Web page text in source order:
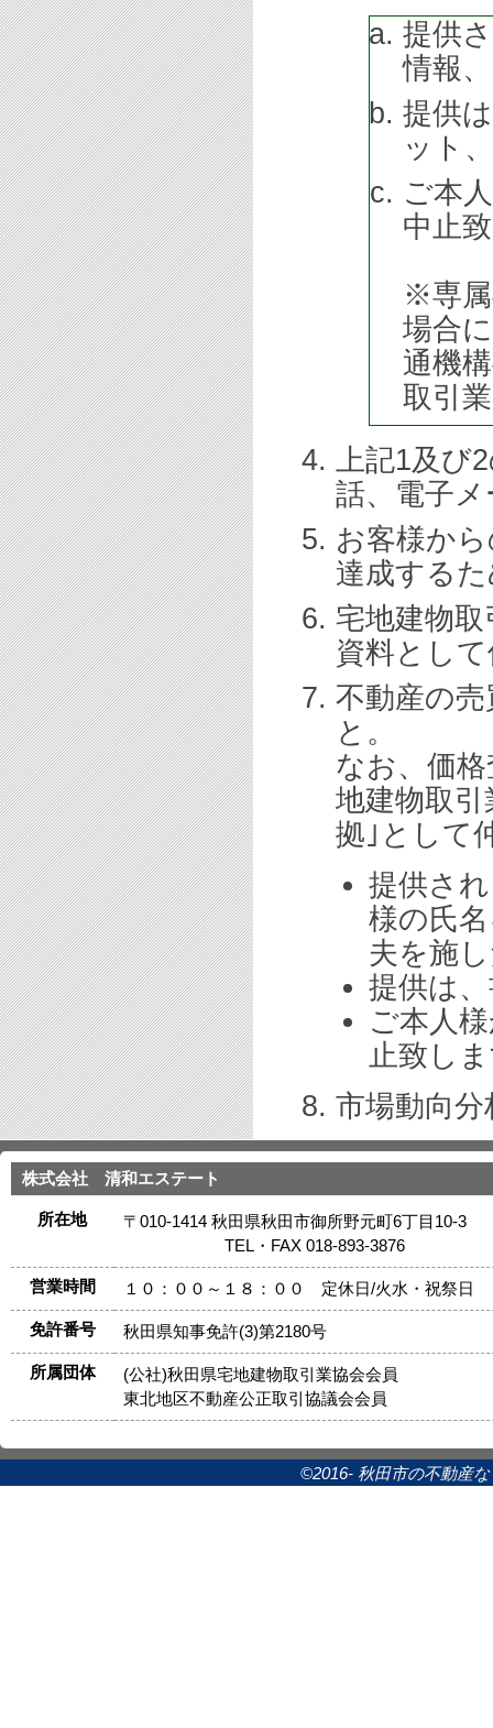
提供
情報
提供
ット
ご本
中止
※専属
場合
通機
取引
上記1及
話、電子
お客様か
達成する
宅地建物
資料とし
不動産の
と。
なお、価
地建物取
拠｣として
提供さ
様の氏
夫を施
提供は
ご本人
止致し
市場動向
株式会社 清和エステート
所在地
〒010-1414 秋田県秋田市御所野元町6丁目10-3
TEL・FAX 018-893-3876
営業時間 １０：００～１８：００ 定休日/火水・祝祭日
免許番号 秋田県知事免許(3)第2180号
所属団体
(公社)秋田県宅地建物取引業協会会員
東北地区不動産公正取引協議会会員
©2016- 秋田市の不動産